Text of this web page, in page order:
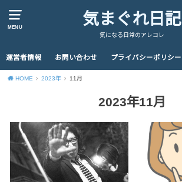
MENU 気まぐれ日記
気になる日常のアレコレ
運営者情報 お問い合わせ プライバシーポリシー
HOME 2023年 11月
2023年11月